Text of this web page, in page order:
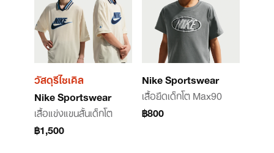
วัสดุรีไซเคิล
Nike Sportswear
เสื้อแข่งแขนสั้นเด็กโต
฿1,500
Nike Sportswear
เสื้อยืดเด็กโต Max90
฿800